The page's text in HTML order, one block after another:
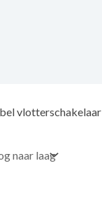
vlotterschakelaar